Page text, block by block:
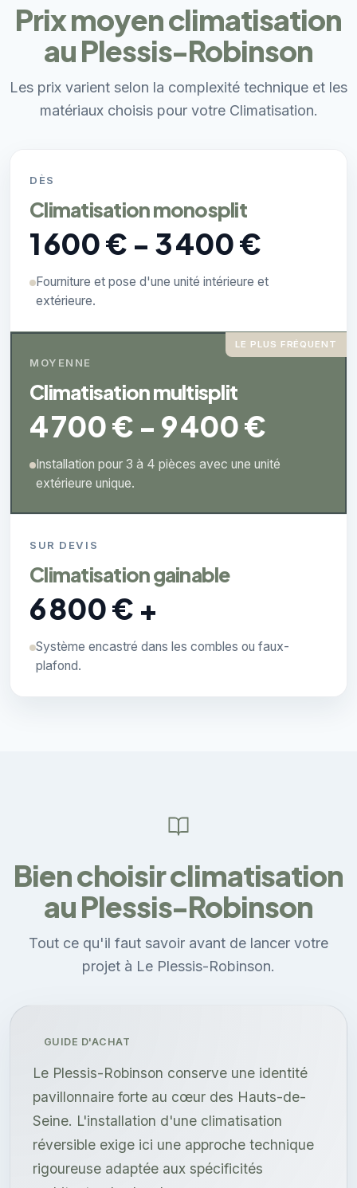
Prix moyen climatisation
au Plessis-Robinson
Les prix varient selon la complexité technique et les
matériaux choisis pour votre Climatisation.
DÈS
Climatisation monosplit
1 600 € - 3 400 €
Fourniture et pose d'une unité intérieure et
extérieure.
LE PLUS FRÉQUENT
MOYENNE
Climatisation multisplit
4 700 € - 9 400 €
Installation pour 3 à 4 pièces avec une unité
extérieure unique.
SUR DEVIS
Climatisation gainable
6 800 € +
Système encastré dans les combles ou faux-
plafond.
Bien choisir climatisation
au Plessis-Robinson
Tout ce qu'il faut savoir avant de lancer votre
projet à Le Plessis-Robinson.
GUIDE D'ACHAT
Le Plessis-Robinson conserve une identité
pavillonnaire forte au cœur des Hauts-de-
Seine. L'installation d'une climatisation
réversible exige ici une approche technique
rigoureuse adaptée aux spécificités